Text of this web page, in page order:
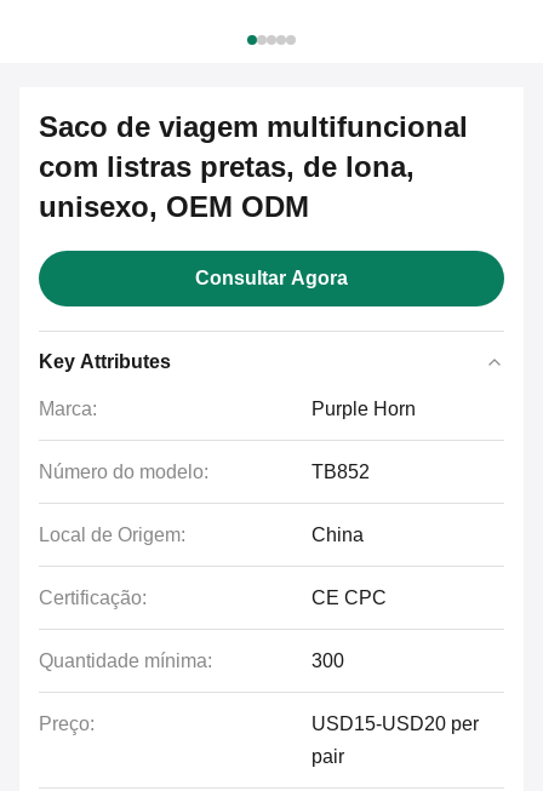
Saco de viagem multifuncional
com listras pretas, de lona,
unisexo, OEM ODM
Consultar Agora
Key Attributes
Marca: Purple Horn
Número do modelo: TB852
Local de Origem: China
Certificação: CE CPC
Quantidade mínima: 300
Preço:
USD15-USD20 per
pair